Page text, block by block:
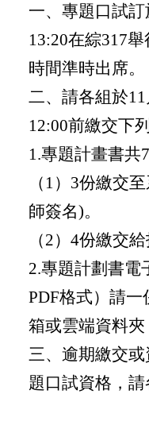
一、專題口試
13:20在綜317
時間準時出席。
二、請各組於
12:00前繳交下
1.專題計畫書共
（1）3份繳交
師簽名)。
（2）4份繳交
2.專題計劃書電
PDF格式）請
箱或雲端資料夾
三、逾期繳交
題口試資格，請